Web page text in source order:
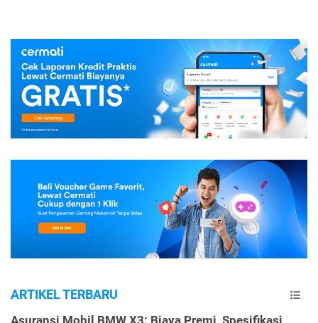
ARTIKEL TERBARU
Asuransi Mobil BMW X3: Biaya Premi, Spesifikasi,